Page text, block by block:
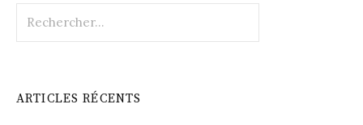
c
r
ARTICLES RÉCENTS